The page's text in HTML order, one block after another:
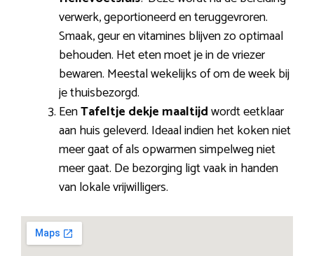
verwerk, geportioneerd en teruggevroren.
Smaak, geur en vitamines blijven zo optimaal
behouden. Het eten moet je in de vriezer
bewaren. Meestal wekelijks of om de week bij
je thuisbezorgd.
EenTafeltje dekje maaltijdwordt eetklaar
aan huis geleverd. Ideaal indien het koken niet
meer gaat of als opwarmen simpelweg niet
meer gaat. De bezorging ligt vaak in handen
van lokale vrijwilligers.